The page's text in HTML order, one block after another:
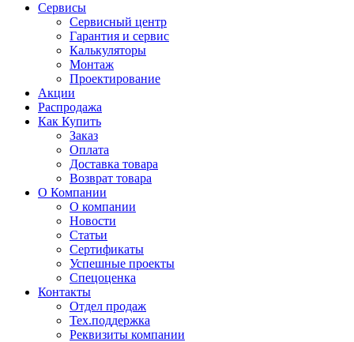
Сервисы
Сервисный центр
Гарантия и сервис
Калькуляторы
Монтаж
Проектирование
Акции
Распродажа
Как Купить
Заказ
Оплата
Доставка товара
Возврат товара
О Компании
О компании
Новости
Статьи
Сертификаты
Успешные проекты
Спецоценка
Контакты
Отдел продаж
Тех.поддержка
Реквизиты компании